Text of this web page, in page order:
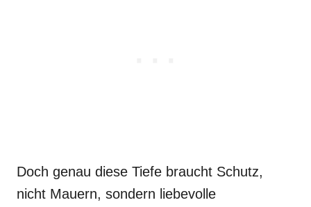
Doch genau diese Tiefe braucht Schutz,
nicht Mauern, sondern liebevolle